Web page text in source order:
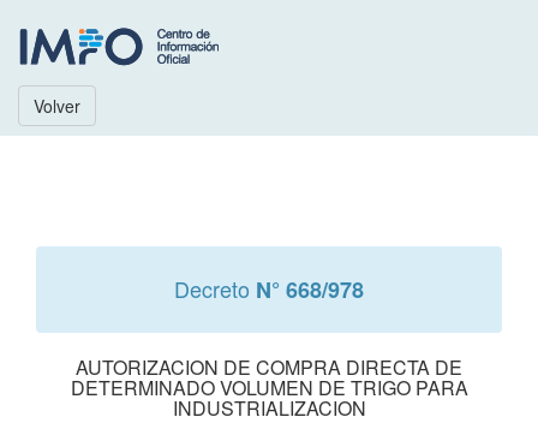
Volver
Decreto N° 668/978
AUTORIZACION DE COMPRA DIRECTA DE
DETERMINADO VOLUMEN DE TRIGO PARA
INDUSTRIALIZACION